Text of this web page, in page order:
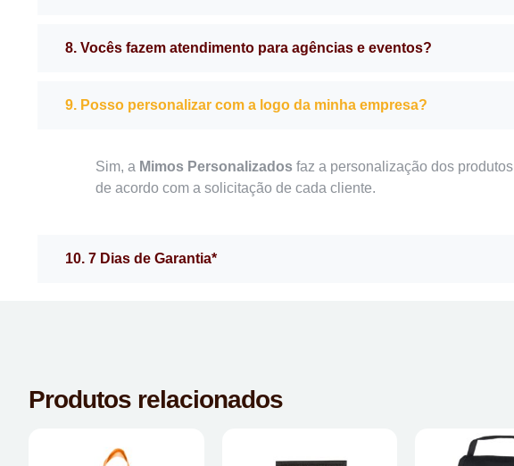
8. Vocês fazem atendimento para agências e eventos?
9. Posso personalizar com a logo da minha empresa?
Sim, a Mimos Personalizados faz a personalização dos produtos
de acordo com a solicitação de cada cliente.
10. 7 Dias de Garantia*
Produtos relacionados